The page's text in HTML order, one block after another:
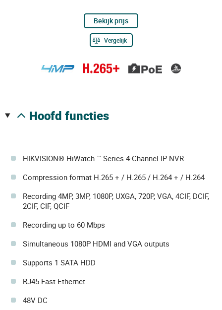
Bekijk prijs
Vergelijk
hoofd functies
HIKVISION® HiWatch ™ Series 4-Channel IP NVR
Compression format H.265 + / H.265 / H.264 + / H.264
Recording 4MP, 3MP, 1080P, UXGA, 720P, VGA, 4CIF, DCIF,
2CIF, CIF, QCIF
Recording up to 60 Mbps
Simultaneous 1080P HDMI and VGA outputs
Supports 1 SATA HDD
RJ45 Fast Ethernet
48V DC